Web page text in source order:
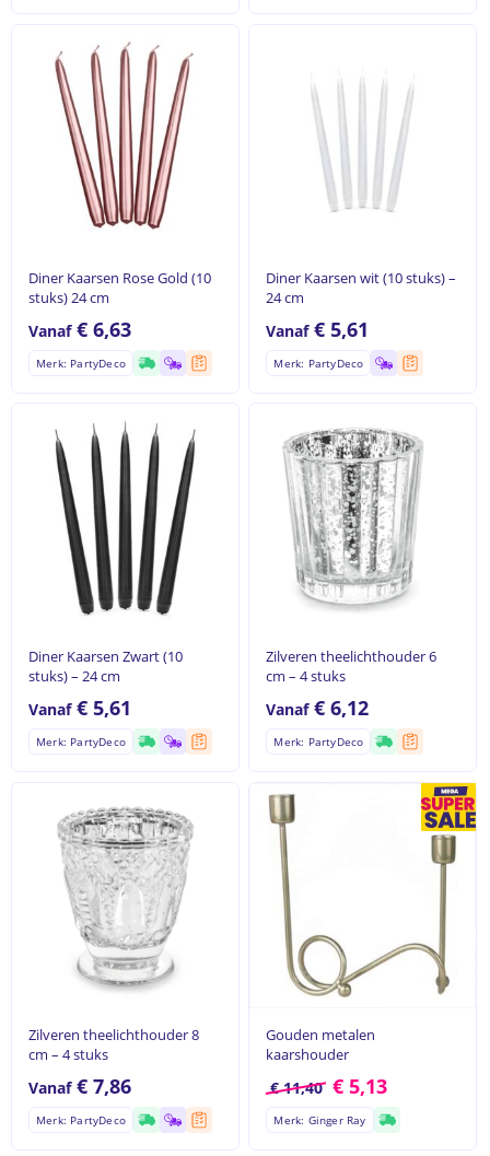
Geen producten in de
winkelwagen.
Ga naar winkel
Diner Kaarsen Rose Gold (10
stuks) 24 cm
Vanaf€ 6,63
Merk: PartyDeco
Diner Kaarsen wit (10 stuks) –
24 cm
Vanaf€5,61
Merk: PartyDeco
Diner Kaarsen Zwart (10
stuks) – 24 cm
Vanaf€ 5,61
Merk: PartyDeco
Zilveren theelichthouder 6
cm – 4 stuks
Vanaf€6,12
Merk: PartyDeco
Zilveren theelichthouder 8
cm – 4 stuks
Vanaf€ 7,86
Merk: PartyDeco
Gouden metalen
kaarshouder
€11,40 €5,13
Merk: Ginger Ray